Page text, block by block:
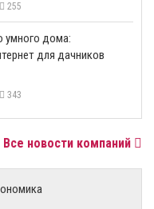
255
умного дома:
для дачников
343
Все новости компаний